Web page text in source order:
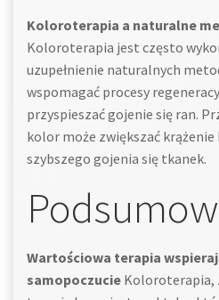
Koloroterapia a naturalne
Koloroterapia jest często
uzupełnienie naturalnych
wspomagać procesy
przyspieszać gojenie się ran.
kolor może zwiększać krążenie
szybszego gojenia się tkanek.
Wartościowa terapia
samopoczucie Koloroterapia,